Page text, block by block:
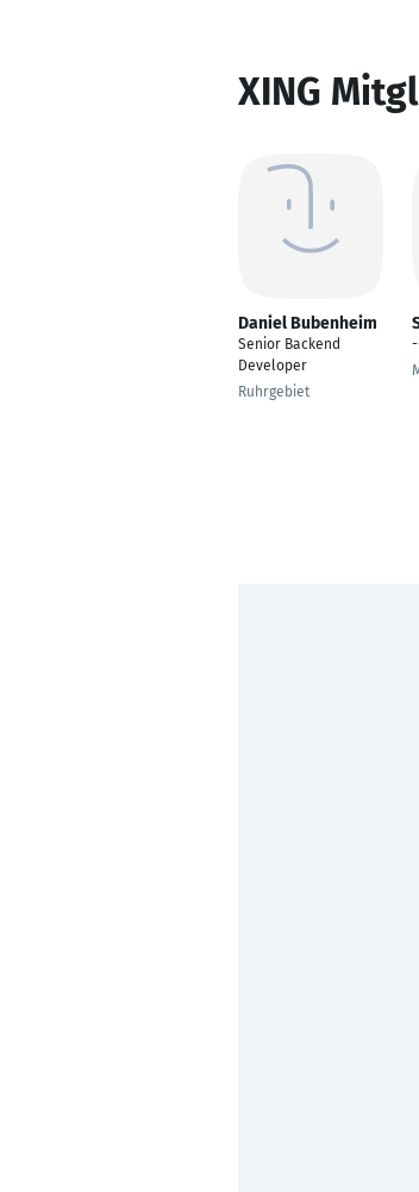
XING
Daniel Bubenheim
Senior Backend
Developer
Ruhrgebiet